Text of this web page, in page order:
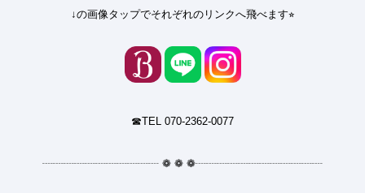
↓の画像タップでそれぞれのリンクへ飛べます⭐︎
☎︎TEL 070-2362-0077
┈┈┈┈┈┈┈┈┈┈┈ ❁ ❁ ❁┈┈┈┈┈┈┈┈┈┈┈┈